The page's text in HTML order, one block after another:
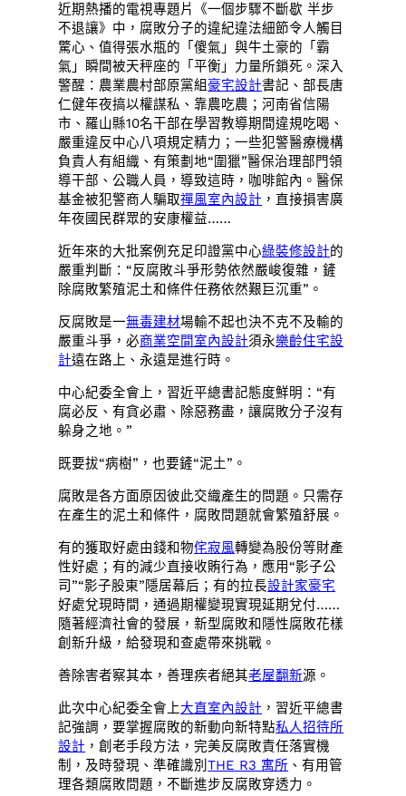
近期熱播的電視專題片《一個步驟不斷歇 半步
不退讓》中，腐敗分子的違紀違法細節令人觸目
驚心、值得張水瓶的「傻氣」與牛土豪的「霸
氣」瞬間被天秤座的「平衡」力量所鎖死。深入
警醒：農業農村部原黨組 豪宅設計書記、部長唐
仁健年夜搞以權謀私、靠農吃農；河南省信陽
市、羅山縣10名干部在學習教導期間違規吃喝、
嚴重違反中心八項規定精力；一些犯警醫療機構
負責人有組織、有策劃地“圍獵”醫保治理部門領
導干部、公職人員，導致這時，咖啡館內。醫保
基金被犯警商人騙取禪風室內設計 ，直接損害廣
年夜國民群眾的安康權益……
近年來的大批案例充足印證黨中心綠裝修設計的
嚴重判斷：“反腐敗斗爭形勢依然嚴峻復雜，鏟
除腐敗繁殖泥土和條件任務依然艱巨沉重”。
反腐敗是一無毒建材場輸不起也決不克不及輸的
嚴重斗爭，必商業空間室內設計須永樂齡住宅設
計遠在路上、永遠是進行時。
中心紀委全會上，習近平總書記態度鮮明：“有
腐必反、有貪必肅、除惡務盡，讓腐敗分子沒有
躲身之地。”
既要拔“病樹”，也要鏟“泥土”。
腐敗是各方面原因彼此交織產生的問題。只需存
在產生的泥土和條件，腐敗問題就會繁殖舒展。
有的獲取好處由錢和物侘寂風轉變為股份等財產
性好處；有的減少直接收賄行為，應用“影子公
司”“影子股東”隱居幕后；有的拉長設計家豪宅
好處兌現時間，通過期權變現實現延期兌付……
隨著經濟社會的發展，新型腐敗和隱性腐敗花樣
創新升級，給發現和查處帶來挑戰。
善除害者察其本，善理疾者絕其老屋翻新源。
此次中心紀委全會上大直室內設計 ，習近平總書
記強調，要掌握腐敗的新動向新特點私人招待所
設計 ，創老手段方法，完美反腐敗責任落實機
制，及時發現、準確識別THE R3 寓所 、有用管
理各類腐敗問題，不斷進步反腐敗穿透力。